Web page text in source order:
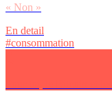
« Non »
En detail
#consommation